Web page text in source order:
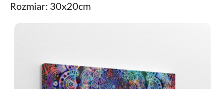
Rozmiar: 30x20cm